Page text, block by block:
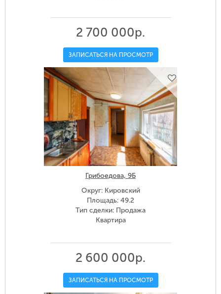
2 700 000р.
ЗАПИСАТЬСЯ НА ПРОСМОТР
Грибоедова, 9Б
Округ: Кировский
Площадь: 49.2
Тип сделки: Продажа
Квартира
2 600 000р.
ЗАПИСАТЬСЯ НА ПРОСМОТР